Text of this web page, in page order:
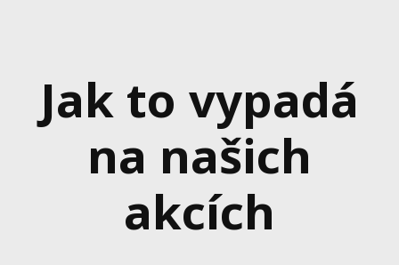
Jak to vypadá
na našich
akcích